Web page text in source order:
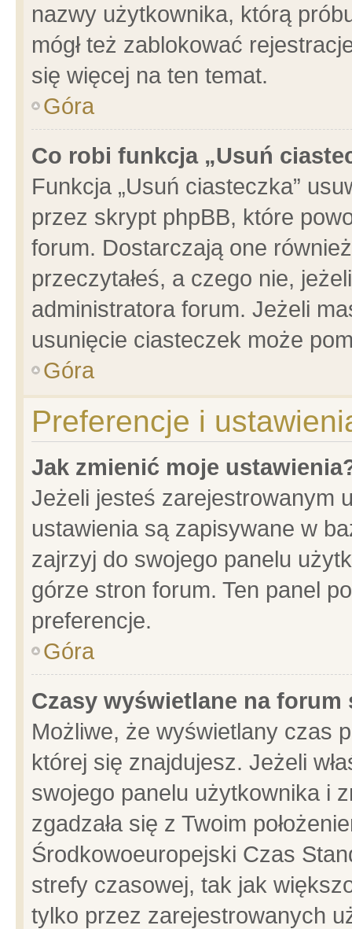
nazwy użytkownika, którą
mógł też zablokować
się więcej na ten temat.
Góra
Co robi funkcja „Usuń
Funkcja „Usuń ciasteczka”
przez skrypt phpBB, które
forum. Dostarczają one
przeczytałeś, a czego nie,
administratora forum. Jeżeli
usunięcie ciasteczek może
Góra
Preferencje i
Jak zmienić moje
Jeżeli jesteś zarejestrowanym
ustawienia są zapisywane w
zajrzyj do swojego panelu
górze stron forum. Ten panel
preferencje.
Góra
Czasy wyświetlane na forum
Możliwe, że wyświetlany czas
której się znajdujesz. Jeżeli
swojego panelu użytkownika i
zgadzała się z Twoim
Środkowoeuropejski Czas
strefy czasowej, tak jak
tylko przez zarejestrowanych